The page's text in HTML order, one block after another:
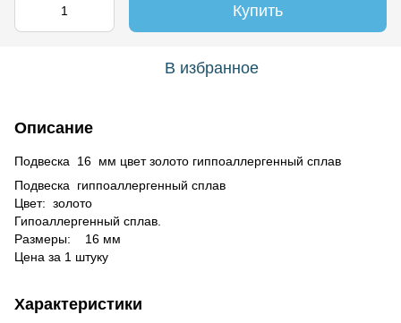
Купить
В избранное
Описание
Подвеска 16 мм цвет золото гиппоаллергенный сплав
Подвеска гиппоаллергенный сплав
Цвет: золото
Гипоаллергенный сплав.
Размеры:
16 мм
Цена за 1 штуку
Характеристики